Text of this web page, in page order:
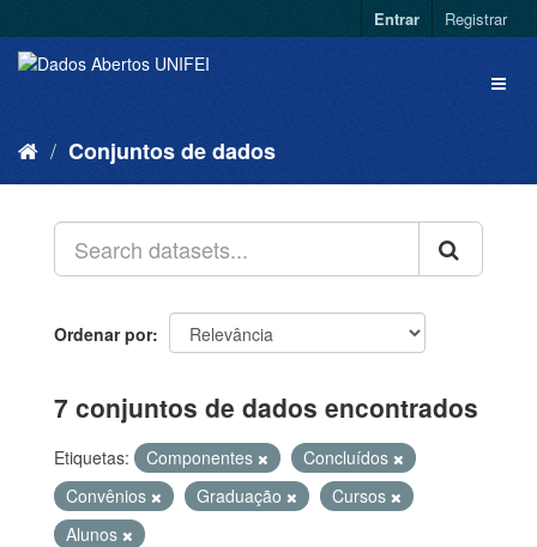
Entrar Registrar
Conjuntos de dados
Ordenar por
7 conjuntos de dados encontrados
Etiquetas: Componentes
Concluídos
Convênios
Graduação
Cursos
Alunos